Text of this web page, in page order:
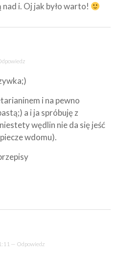
i. Oj jak było warto!
i na pewno
a i ja spróbuję z
wędlin nie da się jeść
wdomu).
— Odpowiedz